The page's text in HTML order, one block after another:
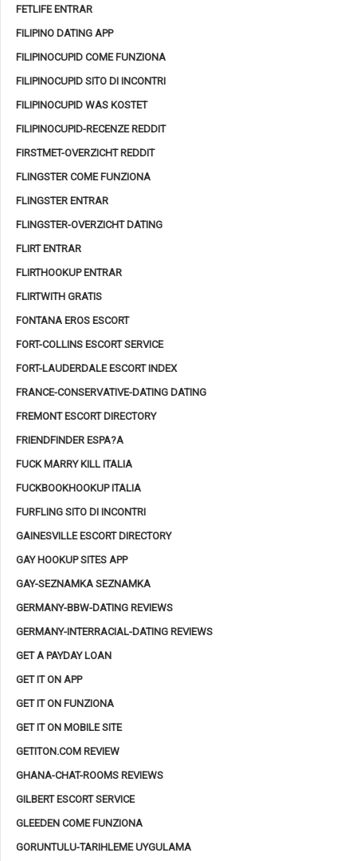
FETLIFE ENTRAR
FILIPINO DATING APP
FILIPINOCUPID COME FUNZIONA
FILIPINOCUPID SITO DI INCONTRI
FILIPINOCUPID WAS KOSTET
FILIPINOCUPID-RECENZE REDDIT
FIRSTMET-OVERZICHT REDDIT
FLINGSTER COME FUNZIONA
FLINGSTER ENTRAR
FLINGSTER-OVERZICHT DATING
FLIRT ENTRAR
FLIRTHOOKUP ENTRAR
FLIRTWITH GRATIS
FONTANA EROS ESCORT
FORT-COLLINS ESCORT SERVICE
FORT-LAUDERDALE ESCORT INDEX
FRANCE-CONSERVATIVE-DATING DATING
FREMONT ESCORT DIRECTORY
FRIENDFINDER ESPA?A
FUCK MARRY KILL ITALIA
FUCKBOOKHOOKUP ITALIA
FURFLING SITO DI INCONTRI
GAINESVILLE ESCORT DIRECTORY
GAY HOOKUP SITES APP
GAY-SEZNAMKA SEZNAMKA
GERMANY-BBW-DATING REVIEWS
GERMANY-INTERRACIAL-DATING REVIEWS
GET A PAYDAY LOAN
GET IT ON APP
GET IT ON FUNZIONA
GET IT ON MOBILE SITE
GETITON.COM REVIEW
GHANA-CHAT-ROOMS REVIEWS
GILBERT ESCORT SERVICE
GLEEDEN COME FUNZIONA
GORUNTULU-TARIHLEME UYGULAMA